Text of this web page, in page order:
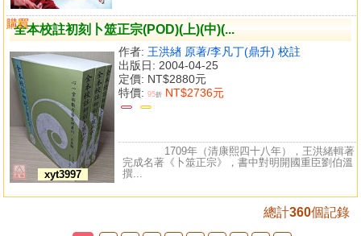
全本校註初刻卜筮正宗(POD)(上)(中)(...
xyt3997
作者: 王洪緖 原著/李凡丁(鼎升) 校註
出版日: 2004-04-25
定價: NT$2880元
特價: 95折 NT$2736元
購買
比較
1709年（清康熙四十八年），王洪緒輯著
完成名著《卜筮正宗》，書中對明開國重臣劉伯溫
撰...
總計360個記錄